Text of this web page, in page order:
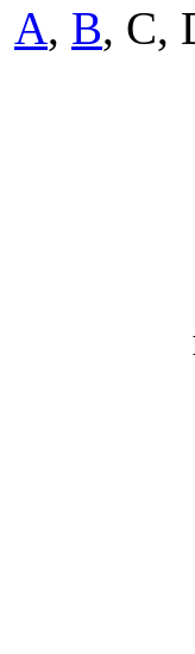
A, B, C,